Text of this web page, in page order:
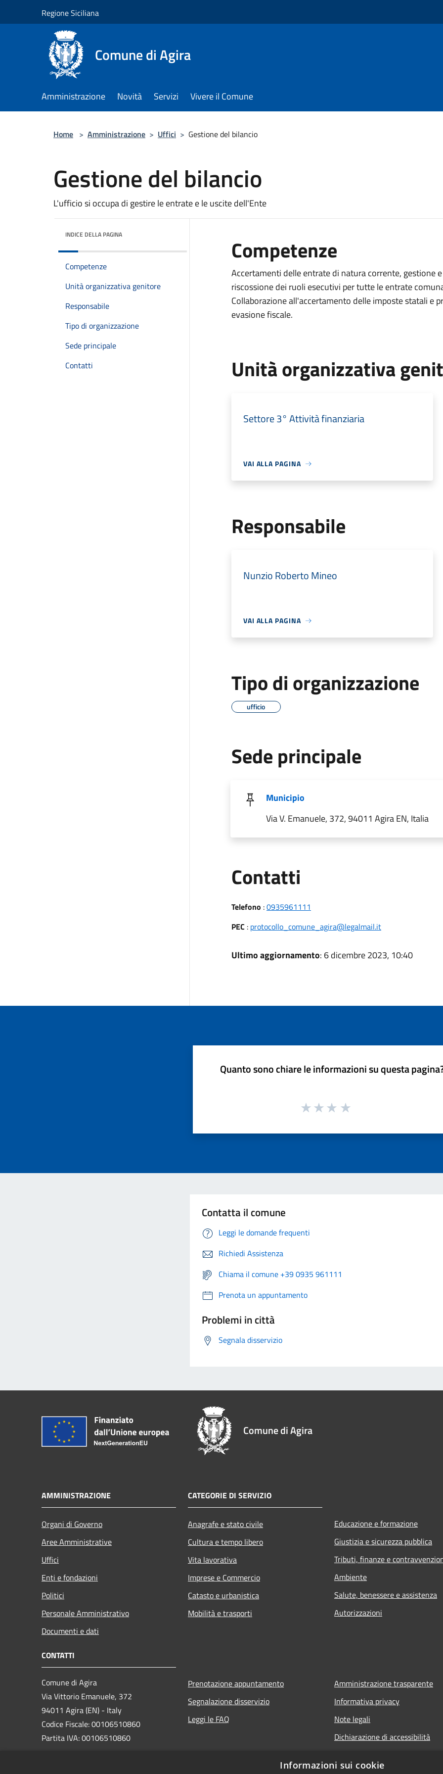
Regione Siciliana
Comune di Agira
Amministrazione Novità Servizi Vivere il Comune
Home > Amministrazione > Uffici > Gestione del bilancio
Gestione del bilancio
L'ufficio si occupa di gestire le entrate e le uscite dell'Ente
INDICE DELLA PAGINA
Competenze
Unità organizzativa genitore
Responsabile
Tipo di organizzazione
Sede principale
Contatti
Competenze
Accertamenti delle entrate di natura corrente, gestione
riscossione dei ruoli esecutivi per tutte le entrate
Collaborazione all'accertamento delle imposte statali e
evasione fiscale.
Unità organizzativa
Settore 3° Attività finanziaria
VAI ALLA PAGINA
Responsabile
Nunzio Roberto Mineo
VAI ALLA PAGINA
Tipo di organizzazione
ufficio
Sede principale
Municipio
Via V. Emanuele, 372, 94011 Agira EN, Italia
Contatti
Telefono :0935961111
PEC : protocollo_comune_agira@legalmail.it
Ultimo aggiornamento: 6 dicembre 2023, 10:40
Quanto sono chiare le informazioni su questa
Contatta il comune
Leggi le domande frequenti
Richiedi Assistenza
Chiama il comune +39 0935 961111
Prenota un appuntamento
Problemi in città
Segnala disservizio
Comune di Agira
AMMINISTRAZIONE
Organi di Governo
Aree Amministrative
Uffici
Enti e fondazioni
Politici
Personale Amministrativo
Documenti e dati
CATEGORIE DI SERVIZIO
Anagrafe e stato civile
Cultura e tempo libero
Vita lavorativa
Imprese e Commercio
Catasto e urbanistica
Mobilità e trasporti
Educazione e formazione
Giustizia e sicurezza pubblica
Tributi, finanze e
Ambiente
Salute, benessere e assistenza
Autorizzazioni
CONTATTI
Comune di Agira
Via Vittorio Emanuele, 372
94011 Agira (EN) - Italy
Codice Fiscale: 00106510860
Partita IVA: 00106510860
Prenotazione appuntamento
Segnalazione disservizio
Leggi le FAQ
Amministrazione trasparente
Informativa privacy
Note legali
Dichiarazione di accessibilità
Informazioni sui cookie